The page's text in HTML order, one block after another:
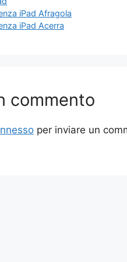
iPad Afragola
iPad Acerra
commento
per inviare un